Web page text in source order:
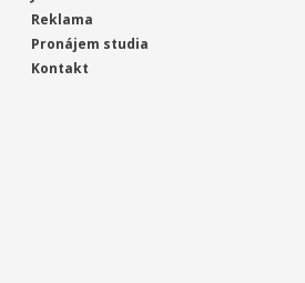
Reklama
Pronájem studia
Kontakt